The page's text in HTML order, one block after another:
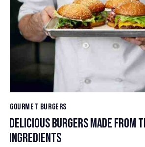
GOURMET BURGERS
DELICIOUS BURGERS MADE FROM
INGREDIENTS